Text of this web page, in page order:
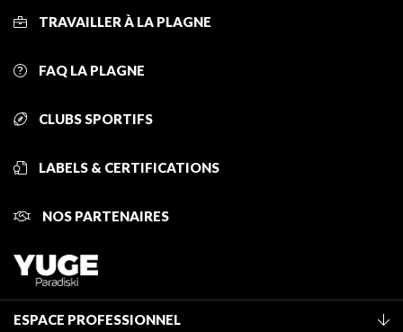
TRAVAILLER À LA PLAGNE
FAQ LA PLAGNE
CLUBS SPORTIFS
LABELS & CERTIFICATIONS
NOS PARTENAIRES
ESPACE PROFESSIONNEL